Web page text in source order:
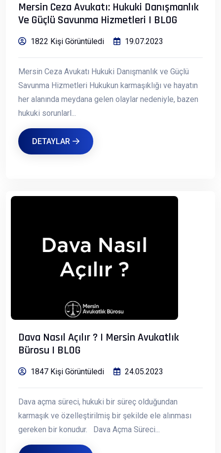
Mersin Ceza Avukatı: Hukuki Danışmanlık
Ve Güçlü Savunma Hizmetleri | BLOG
1822 Kişi Görüntüledi 19.07.2023
Mersin Ceza Avukatı Hukuki Danışmanlık ve Güçlü
Savunma Hizmetleri Hukukun karmaşıklığı ve hayatın
her alanında meydana gelen olaylar nedeniyle, bazen
hukuki sorunlarl...
DETAYLAR
Dava Nasıl Açılır ? | Mersin Avukatlık
Bürosu | BLOG
1847 Kişi Görüntüledi 24.05.2023
Dava açma süreci, hukuki bir süreç olduğundan
karmaşık ve özelleştirilmiş bir şekilde ele alınması
gereken bir konudur. Dava Açma Süreci...